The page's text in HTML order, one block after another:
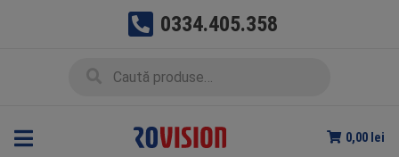
0334.405.358
0,00 lei